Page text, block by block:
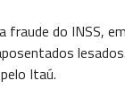
fraude do INSS,
Itaú.